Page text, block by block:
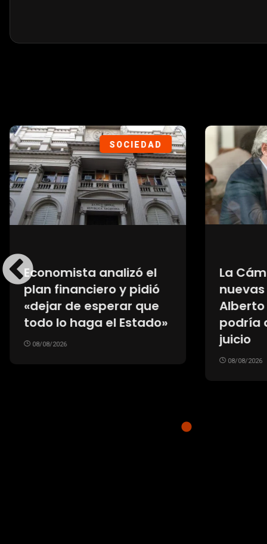
POLÍTICA
La Cámara ordenó
nuevas pruebas contra
Alberto Fernández y
podría demorarse el
juicio
La
FIFA
fallido
07/08/